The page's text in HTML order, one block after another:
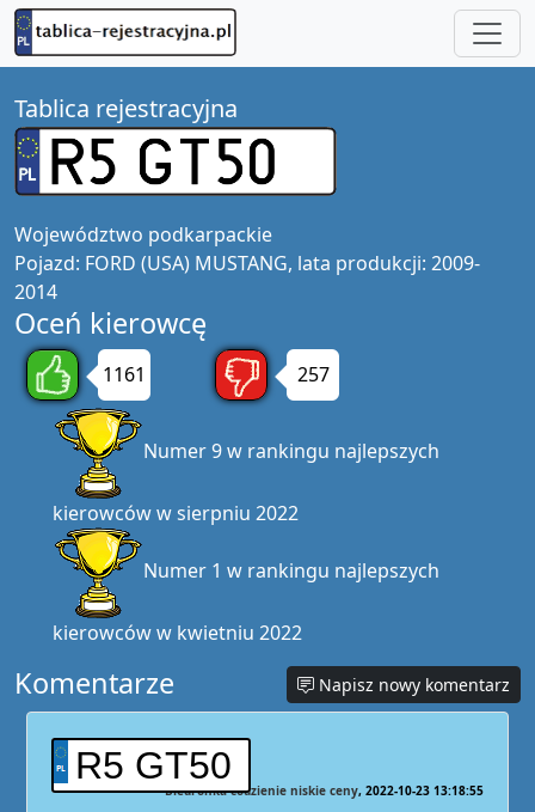
Tablica rejestracyjna
Województwo podkarpackie
Pojazd: FORD (USA) MUSTANG, lata produkcji: 2009-
2014
Oceń kierowcę
1161 257
Numer 9 w rankingu najlepszych
kierowców w sierpniu 2022
Numer 1 w rankingu najlepszych
kierowców w kwietniu 2022
Komentarze Napisz nowy komentarz
R5 GT50
Biedronka codzienie niskie ceny 2022-10-23 13:18:55